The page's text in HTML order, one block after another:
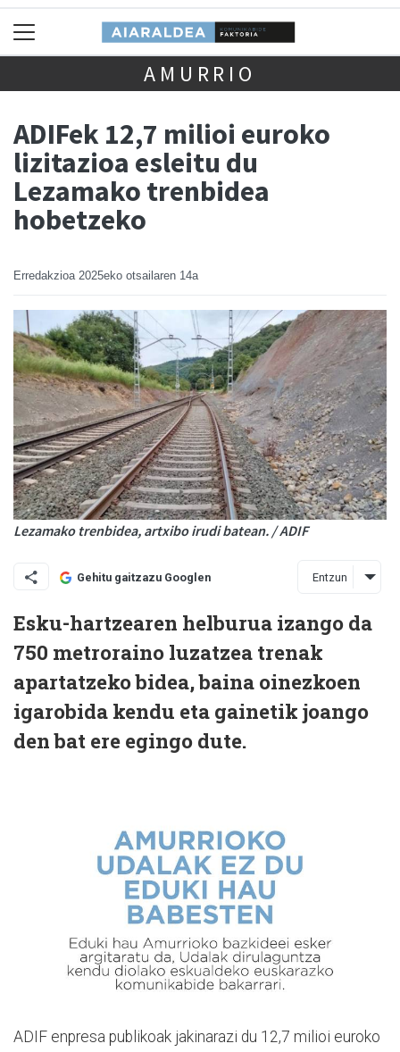
AMURRIO
ADIFek 12,7 milioi euroko
lizitazioa esleitu du
Lezamako trenbidea
hobetzeko
Erredakzioa 2025eko otsailaren 14a
Lezamako trenbidea, artxibo irudi batean. / ADIF
Gehitu gaitzazu Googlen Entzun
Esku-hartzearen helburua izango da
750 metroraino luzatzea trenak
apartatzeko bidea, baina oinezkoen
igarobida kendu eta gainetik joango
den bat ere egingo dute.
ADIF enpresa publikoak jakinarazi du 12,7 milioi euroko